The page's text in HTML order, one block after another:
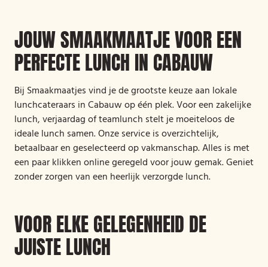
JOUW SMAAKMAATJE VOOR EEN
PERFECTE LUNCH IN CABAUW
Bij Smaakmaatjes vind je de grootste keuze aan lokale
lunchcateraars in Cabauw op één plek. Voor een zakelijke
lunch, verjaardag of teamlunch stelt je moeiteloos de
ideale lunch samen. Onze service is overzichtelijk,
betaalbaar en geselecteerd op vakmanschap. Alles is met
een paar klikken online geregeld voor jouw gemak. Geniet
zonder zorgen van een heerlijk verzorgde lunch.
VOOR ELKE GELEGENHEID DE
JUISTE LUNCH